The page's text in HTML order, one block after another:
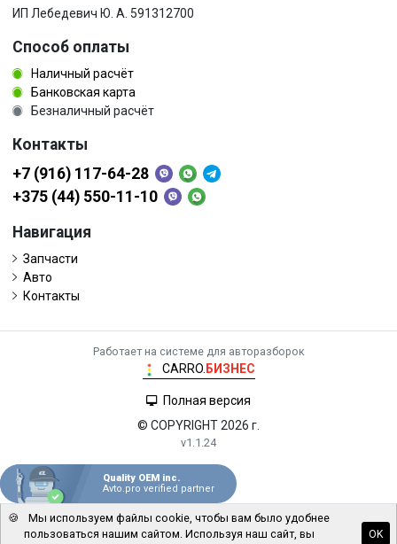
ИП Лебедевич Ю. А. 591312700
Способ оплаты
Наличный расчёт
Банковская карта
Безналичный расчёт
Контакты
+7 (916) 117-64-28
+375 (44) 550-11-10
Навигация
Запчасти
Авто
Контакты
Работает на системе для авторазборок
CARRO. БИЗНЕС
Полная версия
© COPYRIGHT 2026 г.
v1.1.24
Quality OEM inc.
Avto.pro verified partner
🍪
Мы используем файлы cookie, чтобы вам было удобнее
пользоваться нашим сайтом. Используя наш сайт, вы
OK